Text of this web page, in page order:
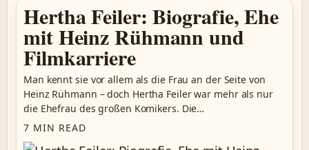
Hertha Feiler: Biografie, Ehe
mit Heinz Rühmann und
Filmkarriere
Man kennt sie vor allem als die Frau an der Seite von
Heinz Rühmann – doch Hertha Feiler war mehr als nur
die Ehefrau des großen Komikers. Die…
7 MIN READ